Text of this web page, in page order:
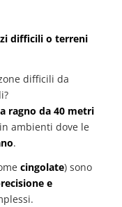
difficili o terreni
difficili da
ragno da 40 metri
ambienti dove le
.
cingolate) sono
e